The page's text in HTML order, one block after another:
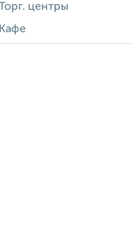
Торг. центры
Кафе